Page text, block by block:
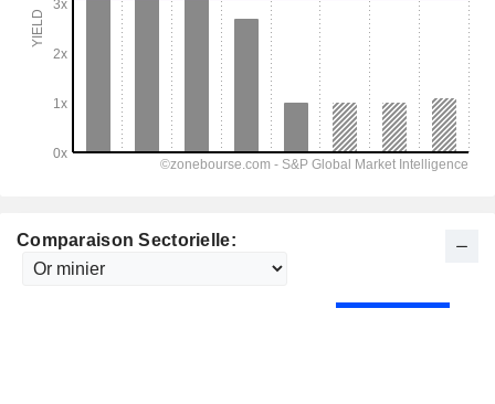
Comparaison Sectorielle: